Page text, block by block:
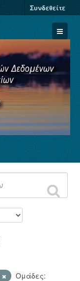
Συνδεθείτε
Ομάδες: